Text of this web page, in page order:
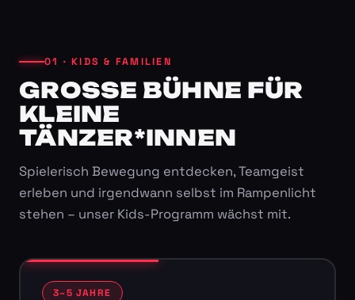
01 · KIDS & FAMILIEN
GROSSE BÜHNE FÜR K
LEINE T
ÄNZER*INNEN
Spielerisch Bewegung entdecken, Teamgeist
erleben und irgendwann selbst im Rampenlicht
stehen – unser Kids-Programm wächst mit.
3–5 JAHRE